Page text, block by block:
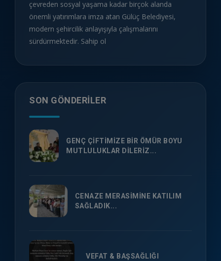
çevreden sosyal yaşama kadar birçok alanda
önemli yatırımlara imza atan Gülüç Belediyesi,
modern şehircilik anlayışıyla çalışmalarını
sürdürmektedir. Sahip ol
SON GÖNDERILER
GENÇ ÇİFTİMİZE BİR ÖMÜR BOYU
MUTLULUKLAR DİLERİZ...
CENAZE MERASİMİNE KATILIM
SAĞLADIK...
VEFAT & BAŞSAĞLIĞI